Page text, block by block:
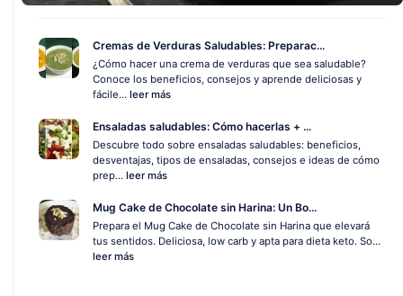
Cremas de Verduras Saludables: Preparac...
¿Cómo hacer una crema de verduras que sea saludable?
Conoce los beneficios, consejos y aprende deliciosas y
fácile... leer más
Ensaladas saludables: Cómo hacerlas + ...
Descubre todo sobre ensaladas saludables: beneficios,
desventajas, tipos de ensaladas, consejos e ideas de cómo
prep... leer más
Mug Cake de Chocolate sin Harina: Un Bo...
Prepara el Mug Cake de Chocolate sin Harina que elevará
tus sentidos. Deliciosa, low carb y apta para dieta keto. So...
leer más